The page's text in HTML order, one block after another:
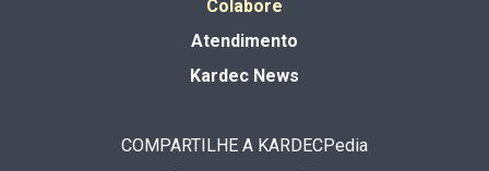
Colabore
Atendimento
Kardec News
COMPARTILHE A KARDECPedia